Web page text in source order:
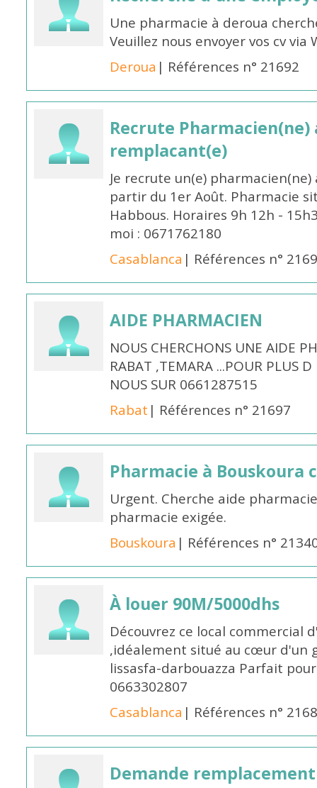
Une pharmacie à deroua
Veuillez nous envoyer vos cv via
Deroua | Références n° 21692
Recrute
remplacant(e)
Je recrute un(e)
partir du 1er Août. Pharmacie
Habbous. Horaires 9h 12h -
moi : 0671762180
Casablanca | Références n°
AIDE PHARMACIEN
NOUS CHERCHONS UNE AIDE
RABAT ,TEMARA ...POUR PLUS
NOUS SUR 0661287515
Rabat | Références n° 21697
Pharmacie à Bouskoura
Urgent. Cherche aide
pharmacie exigée.
Bouskoura | Références n°
À louer 90M/5000dhs
Découvrez ce local commercial
,idéalement situé au cœur d'un
lissasfa-darbouazza Parfait
0663302807
Casablanca | Références n°
Demande remplacement